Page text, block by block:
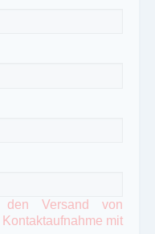
Versand von
mit